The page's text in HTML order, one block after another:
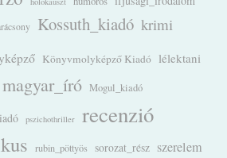
Kossuth_kiadó krimi
Könyvmolyképző Kiadó lélektani
magyar_író Mogul_kiadó
pszichothriller recenzió
rubin_pöttyös sorozat_rész szerelem